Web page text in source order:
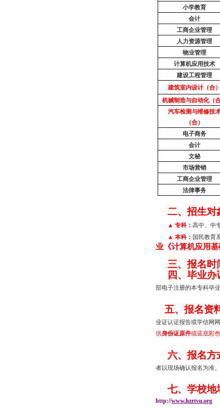
小学教育
会计
工商企业管理
人力资源管理
物业管理
计算机应用技术
建设工程管理
建筑室内设计（合
机械制造与自动化（
汽车检测与维修技
（合）
电子商务
会计
文秘
市场营销
工商企业管理
法律事务
二、招生对
▲专科：高中、中
▲本科： 国民教育
业《计算机应用
三、报名时
四、毕业办
部电子注册的本专科毕
五、报名资
业证认证报告或学信网
供身份证原件或蓝底彩
六、报名方
者以现场确认报名为准
七、学校地
http://www.hzrtvu.org